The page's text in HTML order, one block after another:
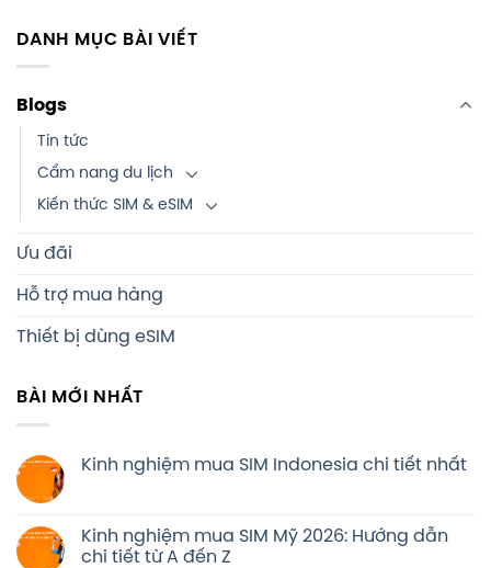
DANH MỤC BÀI VIẾT
Blogs
Tin tức
Cẩm nang du lịch
Kiến thức SIM & eSIM
Ưu đãi
Hỗ trợ mua hàng
Thiết bị dùng eSIM
BÀI MỚI NHẤT
Kinh nghiệm mua SIM Indonesia chi tiết nhất
Kinh nghiệm mua SIM Mỹ 2026: Hướng dẫn
chi tiết từ A đến Z